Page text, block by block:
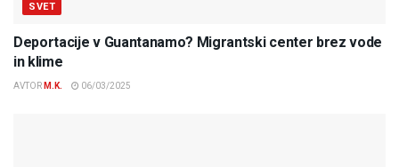
SVET
Deportacije v Guantanamo? Migrantski center brez vode
in klime
AVTOR M.K. 06/03/2025